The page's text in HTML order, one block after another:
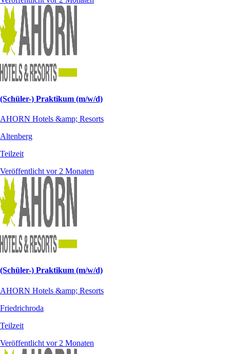
(Schüler-) Praktikum (m/w/d)
AHORN Hotels &amp; Resorts
Altenberg
Teilzeit
Veröffentlicht vor 2 Monaten
(Schüler-) Praktikum (m/w/d)
AHORN Hotels &amp; Resorts
Friedrichroda
Teilzeit
Veröffentlicht vor 2 Monaten